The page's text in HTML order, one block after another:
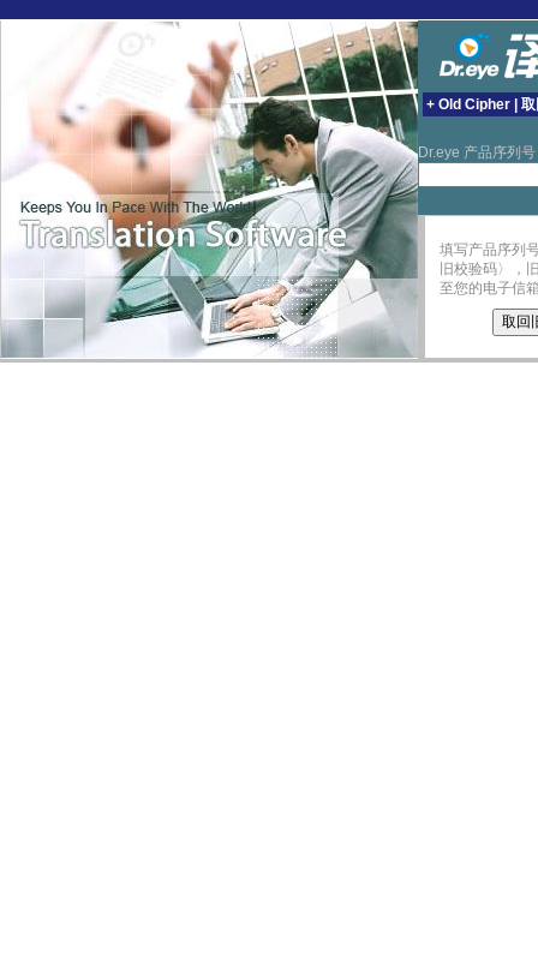
+ Old Cipher |
Dr.eye 产品序列
填写产品序列
旧校验码〉，
至您的电子信